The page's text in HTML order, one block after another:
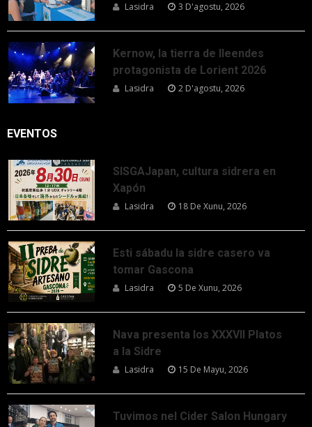
Lasidra 3 D'agostu, 2026
Kernow, la tierra de lleendes
protagonista de Lorient 2026
Lasidra 2 D'agostu, 2026
EVENTOS
SISGAJapan, cultura sidrera en
Xapón
Lasidra 18 De Xunu, 2026
Esti sábadu la sidre casero va
tomar Gascona
Lasidra 5 De Xunu, 2026
Nava presenta los XXXVII Platos
a la Sidre
Lasidra 15 De Mayu, 2026
Tuvimos nel Cider Salon Hungary